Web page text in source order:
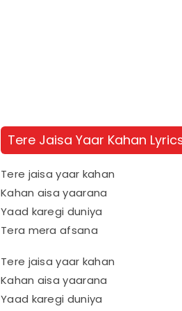
Tere Jaisa Yaar Kahan
Tere jaisa yaar kahan
Kahan aisa yaarana
Yaad karegi duniya
Tera mera afsana
Tere jaisa yaar kahan
Kahan aisa yaarana
Yaad karegi duniya